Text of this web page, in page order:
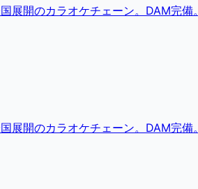
展開のカラオケチェーン。DAM完備。
展開のカラオケチェーン。DAM完備。